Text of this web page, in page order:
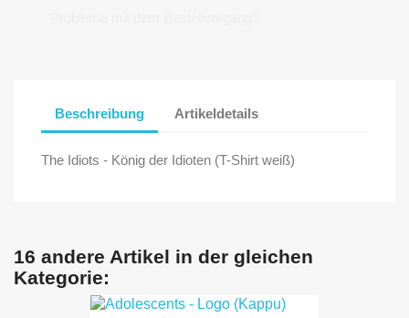
Beschreibung Artikeldetails
The Idiots - König der Idioten (T-Shirt weiß)
16 andere Artikel in der gleichen
Kategorie: